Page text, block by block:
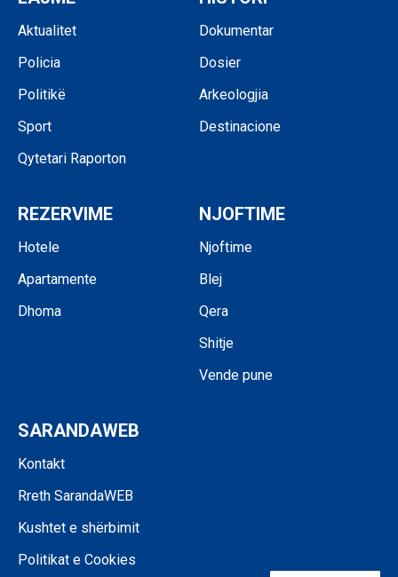
Aktualitet
Policia
Politikë
Sport
Qytetari Raporton
Dokumentar
Dosier
Arkeologjia
Destinacione
REZERVIME
Hotele
Apartamente
Dhoma
NJOFTIME
Njoftime
Blej
Qera
Shitje
Vende pune
SARANDAWEB
Kontakt
Rreth SarandaWEB
Kushtet e shërbimit
Politikat e Cookies